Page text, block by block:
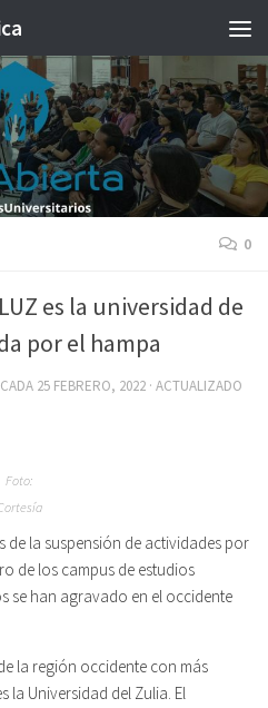
0
es la universidad de
por el hampa
25 FEBRERO, 2022 · ACTUALIZADO
Foto:
de la suspensión de actividades por
de los campus de estudios
se han agravado en el occidente
la región occidente con más
la Universidad del Zulia. El